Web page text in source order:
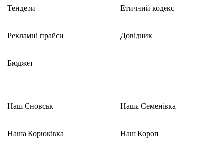
Тендери
Рекламні прайси
Бюджет
Етичний кодекс
Довідник
Наш Сновськ
Наша Корюківка
Наша Семенівка
Наш Короп